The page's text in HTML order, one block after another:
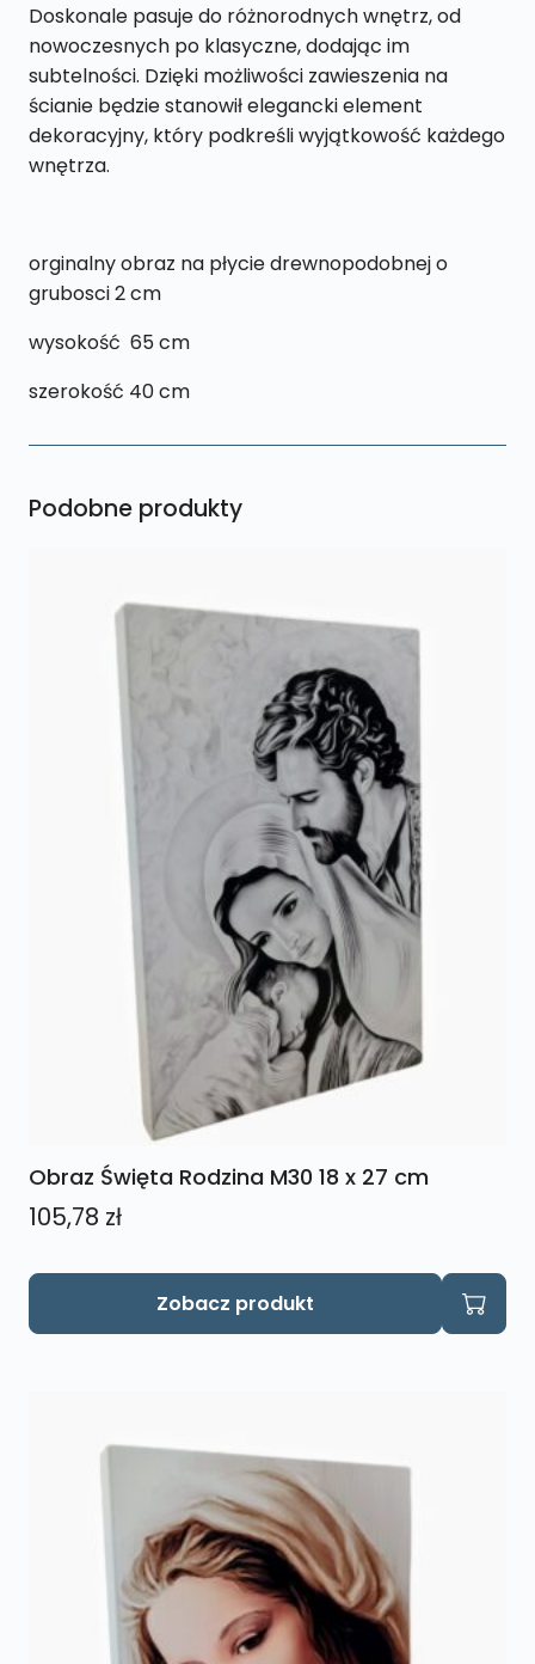
Doskonale pasuje do różnorodnych wnętrz, od
nowoczesnych po klasyczne, dodając im
subtelności. Dzięki możliwości zawieszenia na
ścianie będzie stanowił elegancki element
dekoracyjny, który podkreśli wyjątkowość każdego
wnętrza.
orginalny obraz na płycie drewnopodobnej o
grubosci 2 cm
wysokość 65 cm
szerokość 40 cm
Podobne produkty
Obraz Święta Rodzina M30 18 x 27 cm
105,78 zł
Zobacz produkt